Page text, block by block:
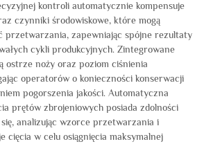
kontroli automatycznie kompensuje
czynniki środowiskowe, które mogą
przetwarzania, zapewniając spójne rezultaty
cykli produkcyjnych. Zintegrowane
ostrze noży oraz poziom ciśnienia
operatorów o konieczności konserwacji
pogorszenia jakości. Automatyczna
prętów zbrojeniowych posiada zdolności
analizując wzorce przetwarzania i
cięcia w celu osiągnięcia maksymalnej